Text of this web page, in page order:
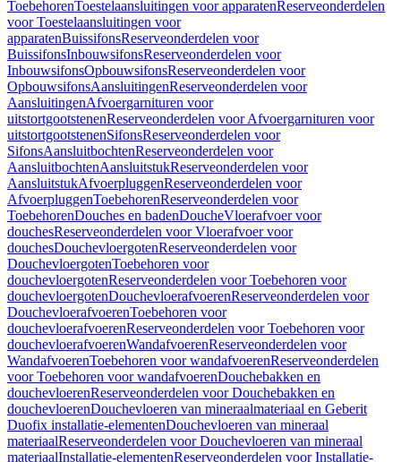
ToebehorenToestelaansluitingen voor apparatenReserveonderdelen
voor Toestelaansluitingen voor
apparatenBuissifonsReserveonderdelen voor
BuissifonsInbouwsifonsReserveonderdelen voor
InbouwsifonsOpbouwsifonsReserveonderdelen voor
OpbouwsifonsAansluitingenReserveonderdelen voor
AansluitingenAfvoergarnituren voor
uitstortgootstenenReserveonderdelen voor Afvoergarnituren voor
uitstortgootstenenSifonsReserveonderdelen voor
SifonsAansluitbochtenReserveonderdelen voor
AansluitbochtenAansluitstukReserveonderdelen voor
AansluitstukAfvoerpluggenReserveonderdelen voor
AfvoerpluggenToebehorenReserveonderdelen voor
ToebehorenDouches en badenDoucheVloerafvoer voor
douchesReserveonderdelen voor Vloerafvoer voor
douchesDouchevloergotenReserveonderdelen voor
DouchevloergotenToebehoren voor
douchevloergotenReserveonderdelen voor Toebehoren voor
douchevloergotenDouchevloerafvoerenReserveonderdelen voor
DouchevloerafvoerenToebehoren voor
douchevloerafvoerenReserveonderdelen voor Toebehoren voor
douchevloerafvoerenWandafvoerenReserveonderdelen voor
WandafvoerenToebehoren voor wandafvoerenReserveonderdelen
voor Toebehoren voor wandafvoerenDouchebakken en
douchevloerenReserveonderdelen voor Douchebakken en
douchevloerenDouchevloeren van mineraalmateriaal en Geberit
Duofix installatie-elementenDouchevloeren van mineraal
materiaalReserveonderdelen voor Douchevloeren van mineraal
materiaalInstallatie-elementenReserveonderdelen voor Installatie-